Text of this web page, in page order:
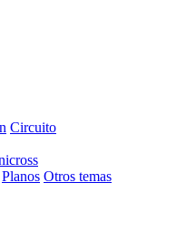
Circuito
Planos Otros temas